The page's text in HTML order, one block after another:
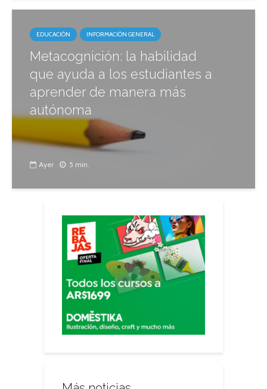
EDUCACIÓN INFORMACIÓN GENERAL
Metacognición: la habilidad
que ayuda a los estudiantes a
aprender de manera más
autónoma
Ayer 5 min.